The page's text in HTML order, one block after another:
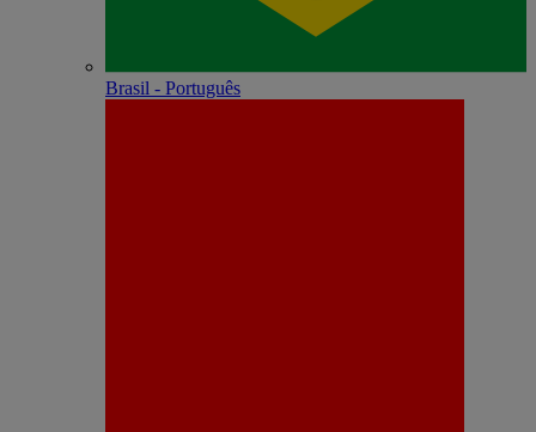
Brasil - Português